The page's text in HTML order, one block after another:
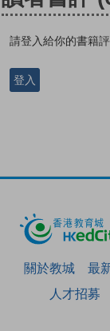
請登入給你的書籍
登入
關於教城 最
人才招募